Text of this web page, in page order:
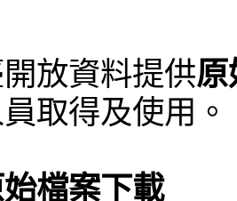
放資料提供原
取得及使用。
檔案下載